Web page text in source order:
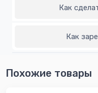
Как
Как
Похожие товары